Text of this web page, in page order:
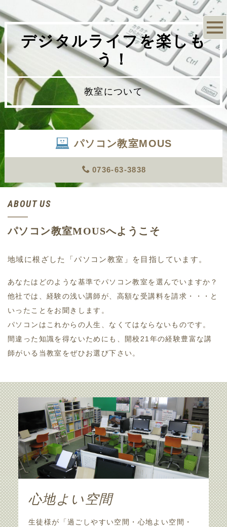
デジタルライフを楽しも
う！
教室について
パソコン教室MOUS
0736-63-3838
ABOUT US
パソコン教室MOUSへようこそ
地域に根ざした「パソコン教室」を目指しています。
あなたはどのような基準でパソコン教室を選んでいますか？
他社では、経験の浅い講師が、高額な受講料を請求・・・と
いったことをお聞きします。
パソコンはこれからの人生、なくてはならないものです。
間違った知識を得ないためにも、開校21年の経験豊富な講
師がいる当教室をぜひお選び下さい。
心地よい空間
生徒様が「過ごしやすい空間・心地よい空間・